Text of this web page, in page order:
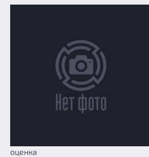
оценка